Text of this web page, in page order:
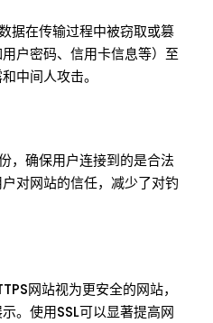
据在传输过程中被窃取或篡
户密码、信用卡信息等）至
中间人攻击。
，确保用户连接到的是合法
对网站的信任，减少了对钓
网站视为更安全的网站，
。使用SSL可以显著提高网